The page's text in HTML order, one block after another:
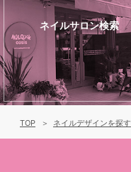
ネイルサロン検索
TOP ネイルデザインを探す